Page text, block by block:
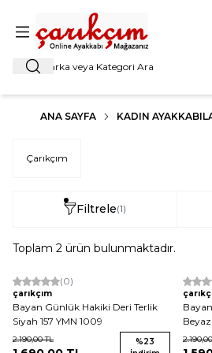
Ara
ANA SAYFA KADIN
Çarıkçım
Filtrele(1)
Toplam 2 ürün bulunmaktadır.
(0)
çarıkçım
Bayan Günlük Hakiki Deri Terlik
Siyah 157 YMN 1009
2.190,00TL %23
Beyaz
2.190,00